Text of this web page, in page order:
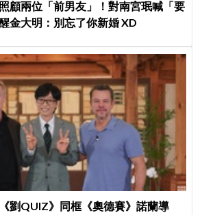
顧兩位「前男友」！對南宮珉喊「要
金大明：別忘了你新婚 XD
劉QUIZ》同框《奧德賽》諾蘭導